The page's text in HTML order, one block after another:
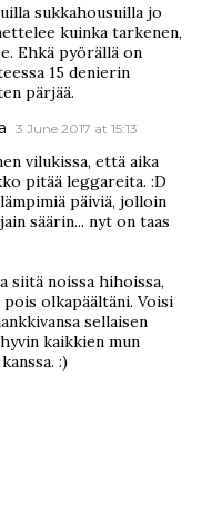
sukkahousuilla jo
kuinka tarkenen,
Ehkä pyörällä on
15 denierin
pärjää.
3 June 2017 at 15:13
vilukissa, että aika
pitää leggareita. :D
päiviä, jolloin
säärin... nyt on taas
siitä noissa hihoissa,
olkapäältäni. Voisi
sellaisen
kaikkien mun
:)